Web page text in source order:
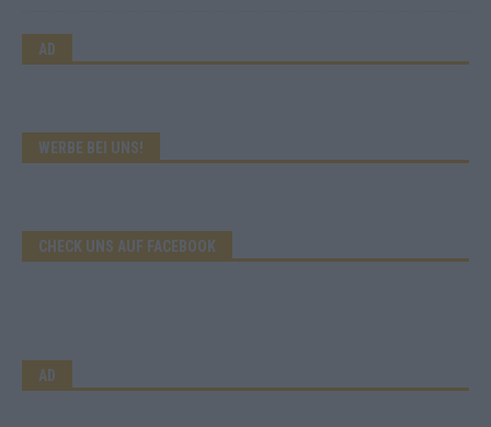
AD
WERBE BEI UNS!
CHECK UNS AUF FACEBOOK
AD